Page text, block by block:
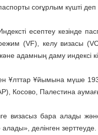
соғұрлым күшті
есептеу кезінде
(VF), келу визасы
адамның даму индексі
Ұлттар Ұйымына мүше
Косово, Палестина
визасыз бара алады
алады», делінген зерттеуде.